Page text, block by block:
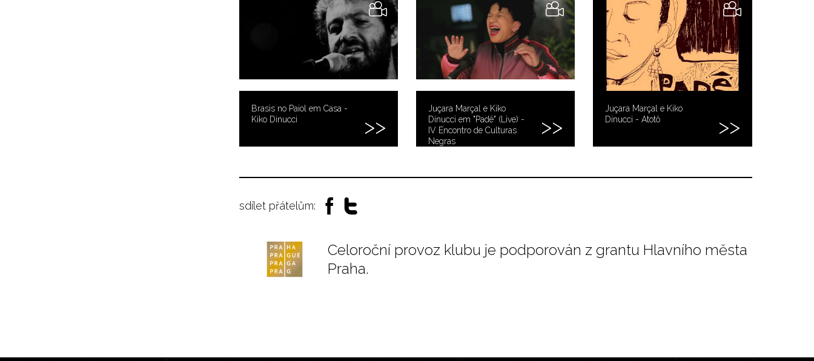
Brasis no Paiol em Casa -
Kiko Dinucci
Juçara Marçal e Kiko
Dinucci em "Padê" (Live) -
IV Encontro de Culturas
Negras
Juçara Marçal e Kiko
Dinucci - Atotô
sdílet přátelům:
Celoroční provoz klubu je podporován z grantu Hlavního města
Praha.